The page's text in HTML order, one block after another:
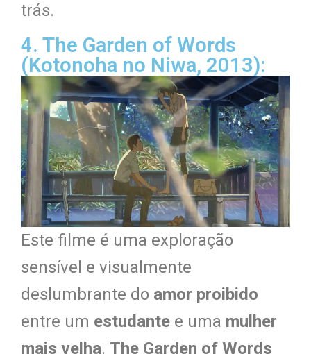
trás.
4. The Garden of Words
(Kotonoha no Niwa, 2013):
Este filme é uma exploração
sensível e visualmente
deslumbrante do amor proibido
entre um estudante e uma mulher
mais velha. The Garden of Words